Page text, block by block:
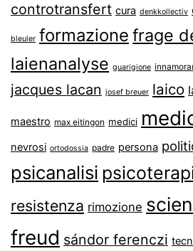
controtransfert cura denkkollectiv
bleuler formazione frage
laienanalyse guarigione
jacques lacan josef breuer laico
maestro max eitingon medici
nevrosi ortodossia padre persona
psicanalisi
resistenza rimozione
freud sándor ferenczi